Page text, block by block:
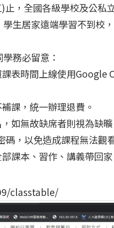
止，全國各級學校及公私
生居家遠端學習不到校
務必留意：
表時間上線使用
課，統一辦理退費。
如無故缺席者則視為缺
碼，以免造成課程無法觀
課本、習作、講義帶回
classtable/